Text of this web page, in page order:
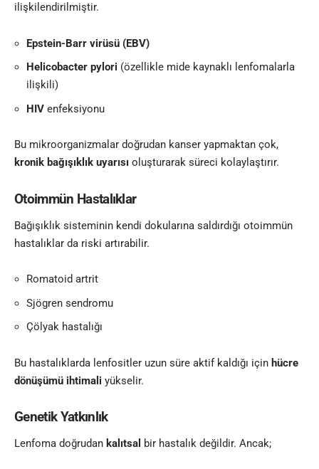
ilişkilendirilmiştir.
Epstein-Barr virüsü (EBV)
Helicobacter pylori (özellikle mide kaynaklı lenfomalarla
ilişkili)
HIV enfeksiyonu
Bu mikroorganizmalar doğrudan kanser yapmaktan çok,
kronik bağışıklık uyarısı oluşturarak süreci kolaylaştırır.
Otoimmün Hastalıklar
Bağışıklık sisteminin kendi dokularına saldırdığı otoimmün
hastalıklar da riski artırabilir.
Romatoid artrit
Sjögren sendromu
Çölyak hastalığı
Bu hastalıklarda lenfositler uzun süre aktif kaldığı için hücre
dönüşümü ihtimali yükselir.
Genetik Yatkınlık
Lenfoma doğrudan kalıtsal bir hastalık değildir. Ancak;